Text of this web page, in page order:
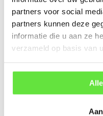
partners voor social
partners kunnen deze
informatie die u aan ze
verzameld op basis van
Poort